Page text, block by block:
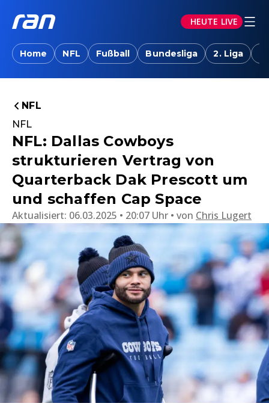
HEUTE LIVE
Home NFL Fußball Bundesliga 2. Liga
NFL
NFL
NFL: Dallas Cowboys
strukturieren Vertrag von
Quarterback Dak Prescott um
und schaffen Cap Space
Aktualisiert: 06.03.2025 • 20:07 Uhr von Chris Lugert